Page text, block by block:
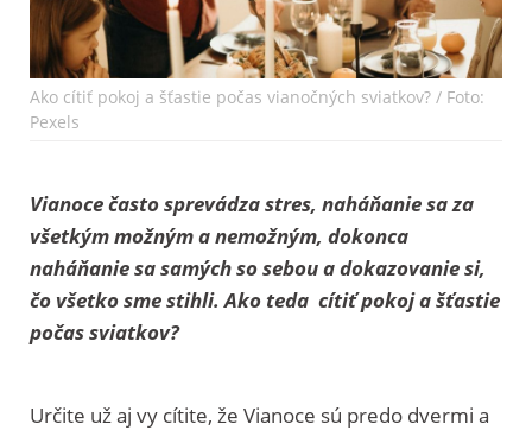
Ako cítiť pokoj a šťastie počas vianočných sviatkov? / Foto:
Pexels
Vianoce často sprevádza stres, naháňanie sa za
všetkým možným a nemožným, dokonca
naháňanie sa samých so sebou a dokazovanie si,
čo všetko sme stihli. Ako teda cítiť pokoj a šťastie
počas sviatkov?
Určite už aj vy cítite, že Vianoce sú predo dvermi a